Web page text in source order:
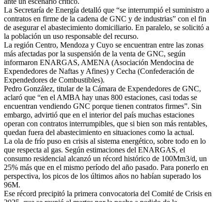
La Secretaría de Energía detalló que “se interrumpió el suministro a
contratos en firme de la cadena de GNC y de industrias” con el fin
de asegurar el abastecimiento domiciliario. En paralelo, se solicitó a
la población un uso responsable del recurso.
La región Centro, Mendoza y Cuyo se encuentran entre las zonas
más afectadas por la suspensión de la venta de GNC, según
informaron ENARGAS, AMENA (Asociación Mendocina de
Expendedores de Naftas y Afines) y Cecha (Confederación de
Expendedores de Combustibles).
Pedro González, titular de la Cámara de Expendedores de GNC,
aclaró que “en el AMBA hay unas 800 estaciones, casi todas se
encuentran vendiendo GNC porque tienen contratos firmes”. Sin
embargo, advirtió que en el interior del país muchas estaciones
operan con contratos interrumpibles, que si bien son más rentables,
quedan fuera del abastecimiento en situaciones como la actual.
La ola de frío puso en crisis al sistema energético, sobre todo en lo
que respecta al gas. Según estimaciones del ENARGAS, el
consumo residencial alcanzó un récord histórico de 100Mm3/d, un
25% más que en el mismo período del año pasado. Para ponerlo en
perspectiva, los picos de los últimos años no habían superado los
96M.
Ese récord precipitó la primera convocatoria del Comité de Crisis en